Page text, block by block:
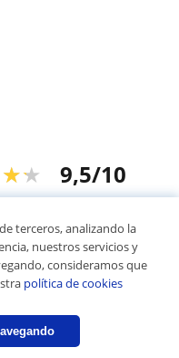
9,5/10
particulares
terceros, analizando la
nuestros servicios y
consideramos que
política de cookies